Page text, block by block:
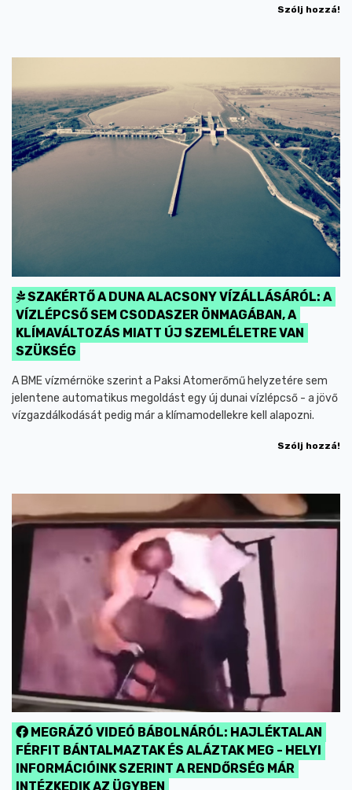
Szólj hozzá!
SZAKÉRTŐ A DUNA ALACSONY VÍZÁLLÁSÁRÓL: A
VÍZLÉPCSŐ SEM CSODASZER ÖNMAGÁBAN, A
KLÍMAVÁLTOZÁS MIATT ÚJ SZEMLÉLETRE VAN
SZÜKSÉG
A BME vízmérnöke szerint a Paksi Atomerőmű helyzetére sem
jelentene automatikus megoldást egy új dunai vízlépcső - a jövő
vízgazdálkodását pedig már a klímamodellekre kell alapozni.
Szólj hozzá!
MEGRÁZÓ VIDEÓ BÁBOLNÁRÓL: HAJLÉKTALAN
FÉRFIT BÁNTALMAZTAK ÉS ALÁZTAK MEG - HELYI
INFORMÁCIÓINK SZERINT A RENDŐRSÉG MÁR
INTÉZKEDIK AZ ÜGYBEN